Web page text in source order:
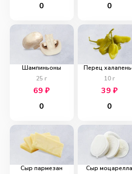
0
0
Шампиньоны
25 г
69₽
0
Перец
10г
39 ₽
0
Сыр пармезан
Сыр моцарелла